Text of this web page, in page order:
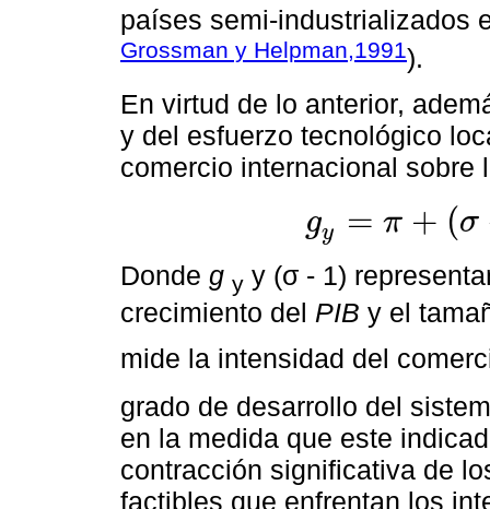
países semi-industrializados
Grossman y Helpman,1991).
En virtud de lo anterior,
y del esfuerzo tecnológico
comercio internacional sobre
gy = π + (σ
gy=π +σ-1 +sf~ ci
Donde g y y (σ - 1)
crecimiento del PIB y el
mide la intensidad del
grado de desarrollo del
en la medida que este
contracción significativa de
factibles que enfrentan los